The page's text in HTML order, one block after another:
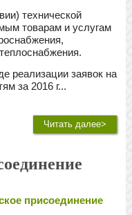
технической
товарам и услугам
реализации заявок на
за 2016 г...
Читать далее>
присоединение